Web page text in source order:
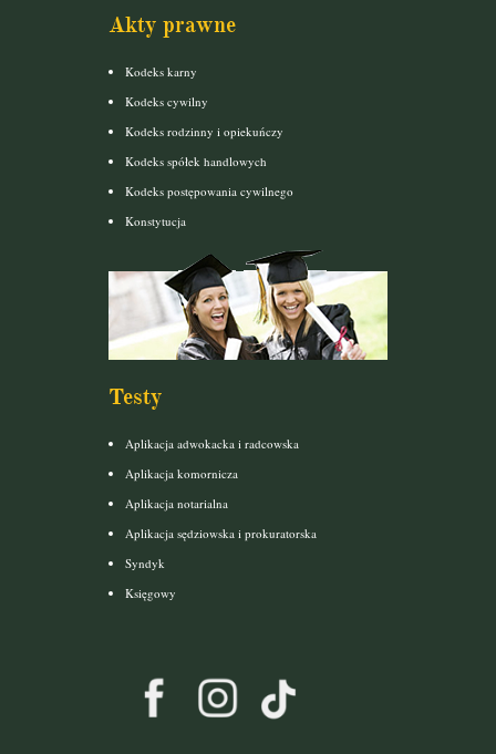
Akty prawne
Kodeks karny
Kodeks cywilny
Kodeks rodzinny i opiekuńczy
Kodeks spółek handlowych
Kodeks postępowania cywilnego
Konstytucja
Testy
Aplikacja adwokacka i radcowska
Aplikacja komornicza
Aplikacja notarialna
Aplikacja sędziowska i prokuratorska
Syndyk
Księgowy